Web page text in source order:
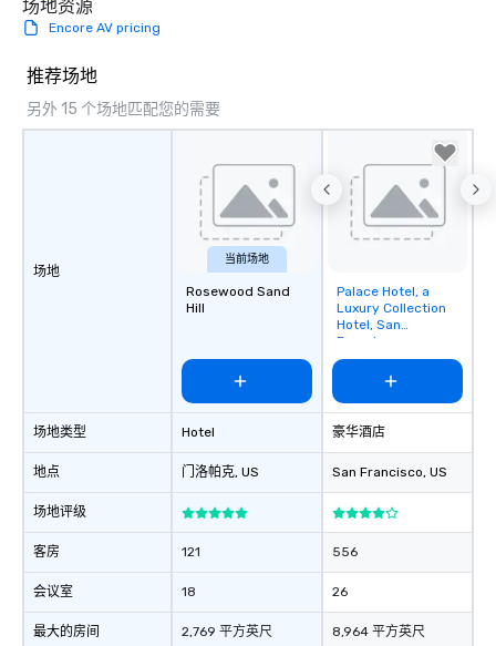
场地资源
Encore AV pricing
推荐场地
另外 15 个场地匹配您的需要
场地
场地类型
地点
场地评级
客房
会议室
最大的房间
当前场地
Rosewood Sand
Hill
Hotel
门洛帕克, US
121
18
2,769 平方英尺
Removed from
favorites
Palace Hotel, a
Luxury Collection
Hotel, San
Francisco
豪华酒店
San Francisco, US
556
26
8,964 平方英尺